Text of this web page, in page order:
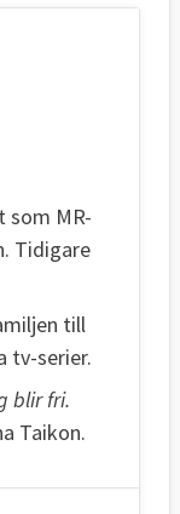
som MR-
Tidigare
till
tv-serier.
blir fri.
Taikon.